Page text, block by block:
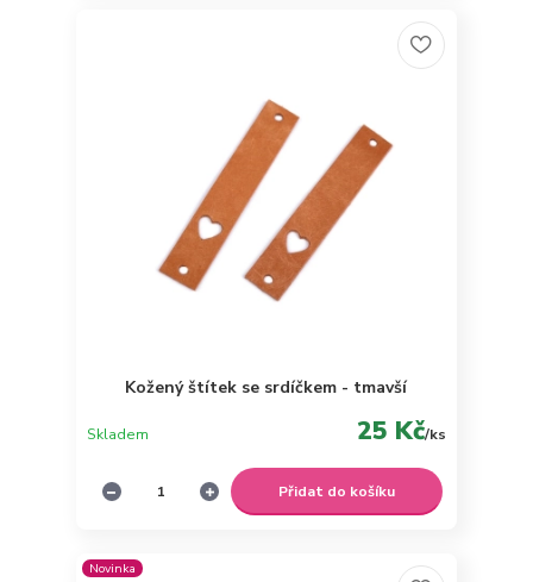
Kožený štítek se srdíčkem - tmavší
25 Kč/ks
Skladem
Přidat do košíku
Novinka